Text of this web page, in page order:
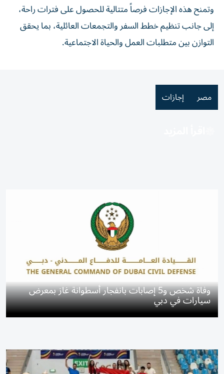
وتمنح هذه الإجازات فرصاً متتالية للحصول على فترات راحة،
إلى جانب تنظيم خطط السفر والتجمعات العائلية، بما يحقق
التوازن بين متطلبات العمل والحياة الاجتماعية.
مصر إجازات
وفاة شخص و5 إصابات بانفجار أسطوانة غاز بمعرض
سيارات في دبي